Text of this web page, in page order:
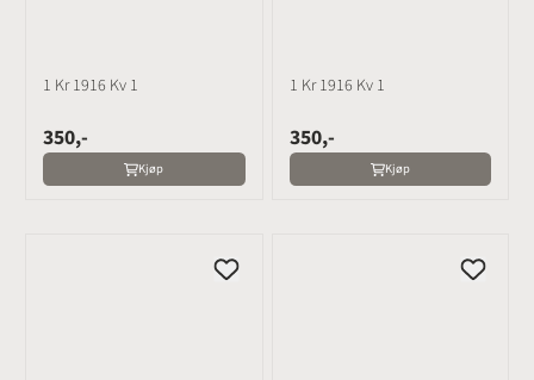
1 Kr 1916 Kv 1
350,-
Kjøp
1 Kr 1916 Kv 1
350,-
Kjøp